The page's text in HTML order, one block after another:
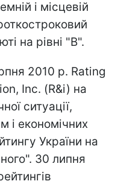
і місцевій
на рівні "B".
2010 р. Rating
Inc. (R&i) на
ситуації,
і економічних
України на
30 липня